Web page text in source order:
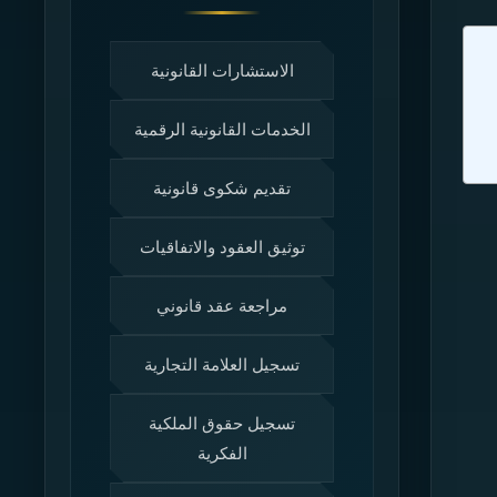
الاستشارات القانونية
الخدمات القانونية الرقمية
تقديم شكوى قانونية
توثيق العقود والاتفاقيات
مراجعة عقد قانوني
تسجيل العلامة التجارية
تسجيل حقوق الملكية
الفكرية